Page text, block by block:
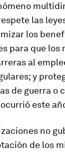
las
los
para que
al
y
de guerra o
este
no
de los